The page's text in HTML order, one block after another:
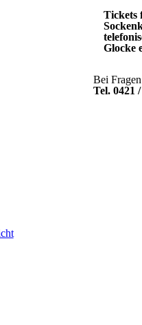
Tickets
Glocke
Bei
Tel. 0421